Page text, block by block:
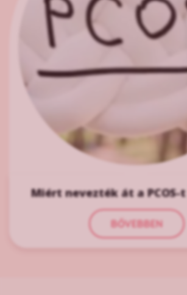
Miért nevezték át a PCOS-t
BŐVEBBEN